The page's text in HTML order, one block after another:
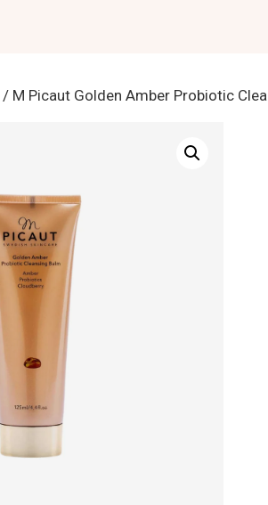
/ M Picaut Golden Amber Probiotic